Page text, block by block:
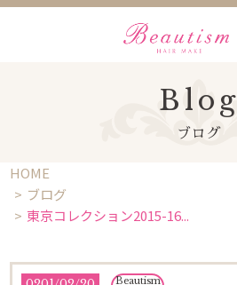
Blog
ブログ
HOME
ブログ
東京コレクション2015-16...
Beautism